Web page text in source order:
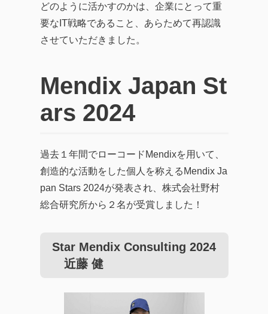
どのように活かすのかは、企業にとって重
要なIT戦略であること、あらためて再認識
させていただきました。
Mendix Japan St
ars 2024
過去１年間でローコードMendixを用いて、
創造的な活動をした個人を称えるMendix Ja
pan Stars 2024が発表され、株式会社野村
総合研究所から２名が受賞しました！
Star Mendix Consulting 2024
近藤 健